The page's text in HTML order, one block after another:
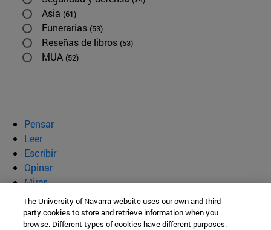
Asia (61)
Funerarias (53)
Reseñas de libros (53)
MUA (52)
Pensar
Leer
Escribir
Opinar
Mirar
Quiénes somos
BeBrave
The University of Navarra website uses our own and third-
party cookies to store and retrieve information when you
browse. Different types of cookies have different purposes.